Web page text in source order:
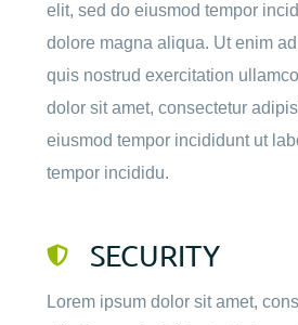
elit, sed do eiusmod tempor
dolore magna aliqua. Ut enim
quis nostrud exercitation
dolor sit amet, consectetur
eiusmod tempor incididunt ut
tempor incididu.
SECURITY
Lorem ipsum dolor sit amet,